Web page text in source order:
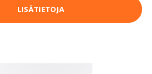
LISÄTIETOJA